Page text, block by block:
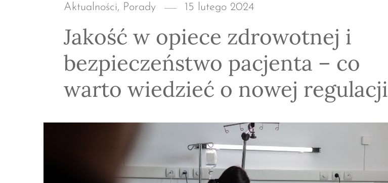
Categories
Aktualności, Porady
Posted
15 lutego 2024
Jakość w opiece zdrowotnej i
bezpieczeństwo pacjenta – co
warto wiedzieć o nowej regulacji